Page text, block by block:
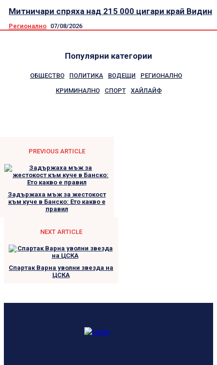
Митничари спряха над 215 000 цигари край Видин
Регионално 07/08/2026
Популярни категории
ОБЩЕСТВО ПОЛИТИКА ВОДЕЩИ РЕГИОНАЛНО
КРИМИНАЛНО СПОРТ ХАЙЛАЙФ
PREVIOUS ARTICLE
Задържаха мъж за жестокост
към куче в Банско: Ето какво е
правил
NEXT ARTICLE
Спартак Варна уволни звезда на
ЦСКА